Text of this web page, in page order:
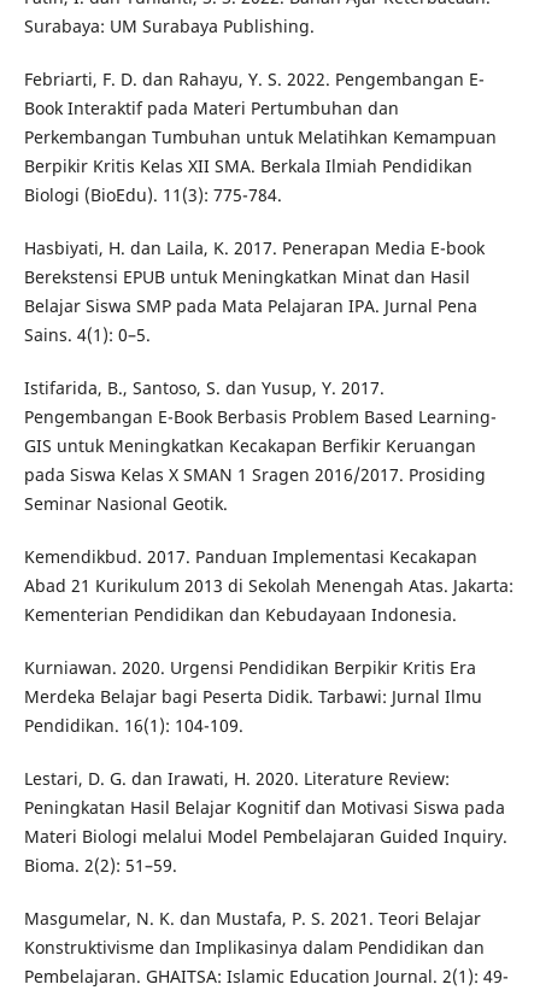
Surabaya: UM Surabaya Publishing.
Febriarti, F. D. dan Rahayu, Y. S. 2022. Pengembangan E-
Book Interaktif pada Materi Pertumbuhan dan
Perkembangan Tumbuhan untuk Melatihkan Kemampuan
Berpikir Kritis Kelas XII SMA. Berkala Ilmiah Pendidikan
Biologi (BioEdu). 11(3): 775-784.
Hasbiyati, H. dan Laila, K. 2017. Penerapan Media E-book
Berekstensi EPUB untuk Meningkatkan Minat dan Hasil
Belajar Siswa SMP pada Mata Pelajaran IPA. Jurnal Pena
Sains. 4(1): 0–5.
Istifarida, B., Santoso, S. dan Yusup, Y. 2017.
Pengembangan E-Book Berbasis Problem Based Learning-
GIS untuk Meningkatkan Kecakapan Berfikir Keruangan
pada Siswa Kelas X SMAN 1 Sragen 2016/2017. Prosiding
Seminar Nasional Geotik.
Kemendikbud. 2017. Panduan Implementasi Kecakapan
Abad 21 Kurikulum 2013 di Sekolah Menengah Atas. Jakarta:
Kementerian Pendidikan dan Kebudayaan Indonesia.
Kurniawan. 2020. Urgensi Pendidikan Berpikir Kritis Era
Merdeka Belajar bagi Peserta Didik. Tarbawi: Jurnal Ilmu
Pendidikan. 16(1): 104-109.
Lestari, D. G. dan Irawati, H. 2020. Literature Review:
Peningkatan Hasil Belajar Kognitif dan Motivasi Siswa pada
Materi Biologi melalui Model Pembelajaran Guided Inquiry.
Bioma. 2(2): 51–59.
Masgumelar, N. K. dan Mustafa, P. S. 2021. Teori Belajar
Konstruktivisme dan Implikasinya dalam Pendidikan dan
Pembelajaran. GHAITSA: Islamic Education Journal. 2(1): 49-